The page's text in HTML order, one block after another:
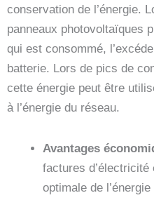
conservation de l’énergie.
panneaux photovoltaïques
qui est consommé,
batterie. Lors de pics de
cette énergie peut être
à l’énergie du réseau.
Avantages
factures
optimale de